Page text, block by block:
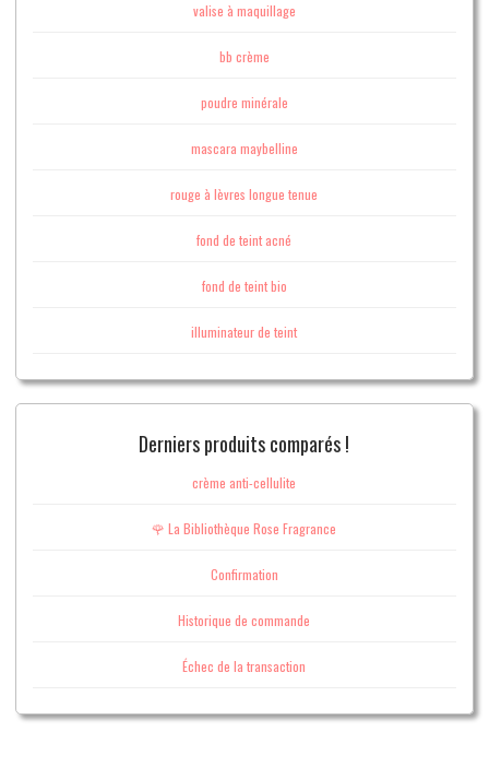
valise à maquillage
bb crème
poudre minérale
mascara maybelline
rouge à lèvres longue tenue
fond de teint acné
fond de teint bio
illuminateur de teint
Derniers produits comparés !
crème anti-cellulite
🌹 La Bibliothèque Rose Fragrance
Confirmation
Historique de commande
Échec de la transaction